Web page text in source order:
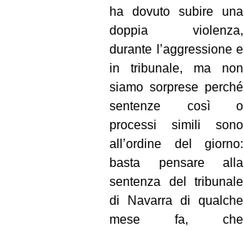
tw
bsky
ms
SEARCH
ha dovuto subire una
doppia violenza,
durante l’aggressione e
in tribunale, ma non
siamo sorprese perché
sentenze così o
processi simili sono
all’ordine del giorno:
basta pensare alla
sentenza del tribunale
di Navarra di qualche
mese fa, che